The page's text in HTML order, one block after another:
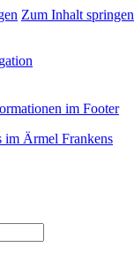
Zum Inhalt springen
im Footer
im Ärmel Frankens